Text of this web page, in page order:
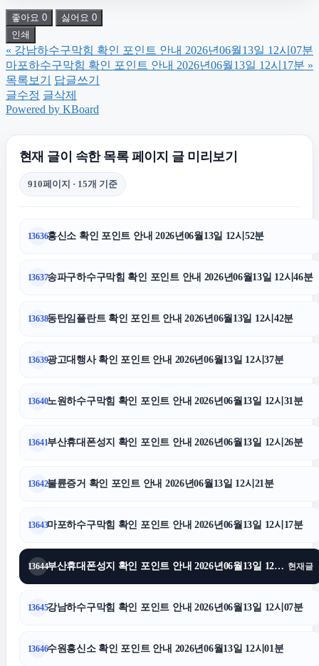
동작구하수구막힘
동대문구하수구막힘
광교피부과
종로하수구막힘
용인하수구막힘
부산휴대폰성지
좋아요 0 싫어요 0
인쇄
« 강남하수구막힘 확인 포인트 안내 2026년06월13일 12시07분
마포하수구막힘 확인 포인트 안내 2026년06월13일 12시17분 »
목록보기
답글쓰기
글수정 글삭제
Powered by KBoard
현재 글이 속한 목록 페이지 글 미리보기
910페이지 · 15개 기준
13636흥신소 확인 포인트 안내 2026년06월13일 12시52분
13637송파구하수구막힘 확인 포인트 안내 2026년06월13일 12시46분
13638동탄임플란트 확인 포인트 안내 2026년06월13일 12시42분
13639광고대행사 확인 포인트 안내 2026년06월13일 12시37분
13640노원하수구막힘 확인 포인트 안내 2026년06월13일 12시31분
13641부산휴대폰성지 확인 포인트 안내 2026년06월13일 12시26분
13642불륜증거 확인 포인트 안내 2026년06월13일 12시21분
13643마포하수구막힘 확인 포인트 안내 2026년06월13일 12시17분
13644 부산휴대폰성지 확인 포인트 안내 2026년06월13일 12시12분 현재글
13645강남하수구막힘 확인 포인트 안내 2026년06월13일 12시07분
13646수원흥신소 확인 포인트 안내 2026년06월13일 12시01분